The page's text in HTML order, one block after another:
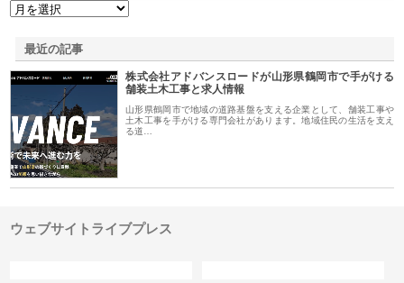
最近の記事
株式会社アドバンスロードが山形県鶴岡市で手がける
舗装土木工事と求人情報
山形県鶴岡市で地域の道路基盤を支える企業として、舗装工事や
土木工事を手がける専門会社があります。地域住民の生活を支え
る道…
ウェブサイトライブプレス